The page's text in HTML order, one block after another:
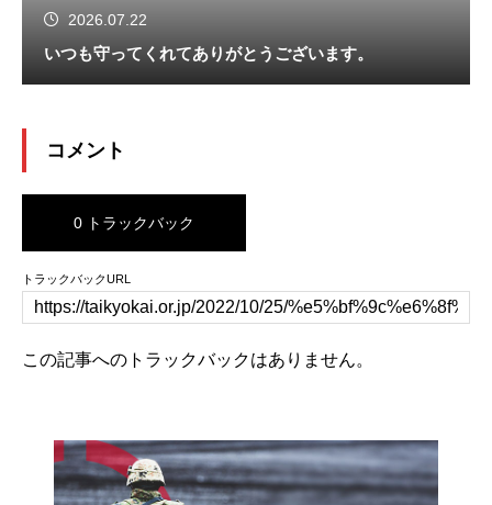
2026.07.22
いつも守ってくれてありがとうございます。
コメント
0 トラックバック
トラックバックURL
この記事へのトラックバックはありません。